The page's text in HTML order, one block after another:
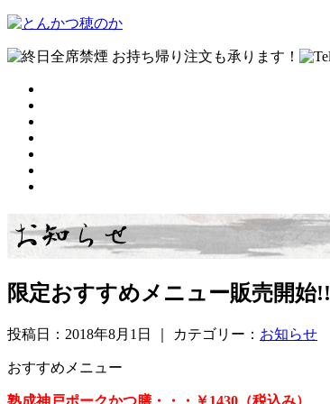
お持ち帰り注文も承ります！
限定おすすめメニュー販売開始!!
投稿日：2018年8月1日 ｜ カテゴリー： お知らせ
おすすめメニュー
熟成神戸ポークかつ膳・・・￥1430（税込み）